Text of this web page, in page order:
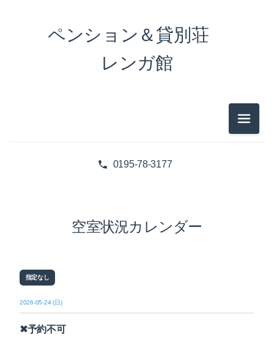
0195-78-3177
ペンション＆貸別荘
レンガ館
メニュ
空室状況カレンダー
指定なし
2026-05-24 (日)
✖予約不可